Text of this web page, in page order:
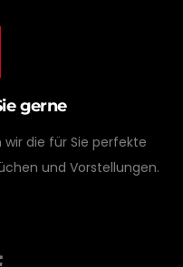
gerne
die für Sie perfekte
und Vorstellungen.